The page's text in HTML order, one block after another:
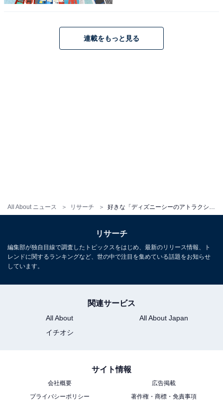
All About ニュース リサーチ
あわせて読みたい
ーン」ランキング！ 2位「やまと寿司」を抑
えた1位は？【2026年調査】
ンキング！ 2位「ブルーバイユー・レストラ
連載をもっと見る
リサーチ
編集部が独自目線で調査したトピックスをはじめ、最新のリリース情報、ト
レンドに関するランキングなど、世の中で注目を集めている話題をお知らせ
しています。
関連サービス
All About
All About Japan
イチオシ
サイト情報
会社概要
広告掲載
プライバシーポリシー
著作権・商標・免責事項